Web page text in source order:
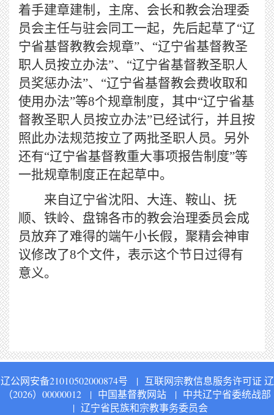
着手建章建制，主席、会长和教会治理委
员会主任与驻会同工一起，先后起草了“辽
宁省基督教教会规章”、“辽宁省基督教圣
职人员按立办法”、“辽宁省基督教圣职人
员奖惩办法”、“辽宁省基督教会费收取和
使用办法”等8个规章制度，其中“辽宁省基
督教圣职人员按立办法”已经试行，并且按
照此办法规范按立了两批圣职人员。另外
还有“辽宁省基督教重大事项报告制度”等
一批规章制度正在起草中。
来自辽宁省沈阳、大连、鞍山、抚
顺、铁岭、盘锦各市的教会治理委员会成
员放弃了难得的端午小长假，聚精会神审
议修改了8个文件，表示这个节日过得有
意义。
辽公网安备21010502000874号 | 互联网宗教信息服务许可证 辽
（2026）00000012 | 中国基督教网站 | 中共辽宁省委统战部
| 辽宁省民族和宗教事务委员会